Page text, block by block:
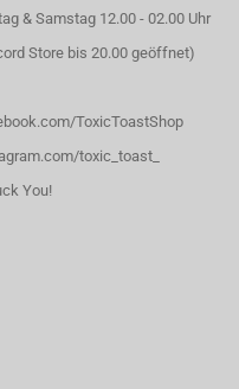
& Samstag 12.00 - 02.00 Uhr
Store bis 20.00 geöffnet)
ToxicToastShop
toxic_toast_
You!